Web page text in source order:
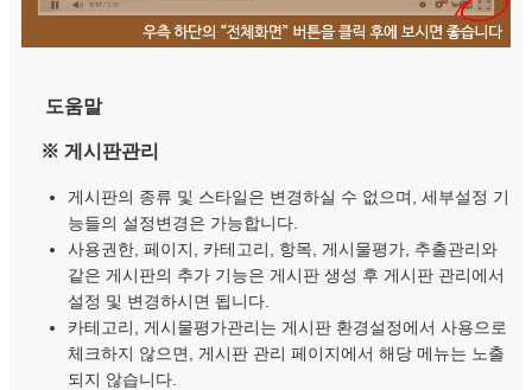
도움말
※ 게시판관리
게시판의 종류 및 스타일은 변경하실 수 없으며, 세부설정 기
능들의 설정변경은 가능합니다.
사용권한, 페이지, 카테고리, 항목, 게시물평가, 추출관리와
같은 게시판의 추가 기능은 게시판 생성 후 게시판 관리에서
설정 및 변경하시면 됩니다.
카테고리, 게시물평가관리는 게시판 환경설정에서 사용으로
체크하지 않으면, 게시판 관리 페이지에서 해당 메뉴는 노출
되지 않습니다.